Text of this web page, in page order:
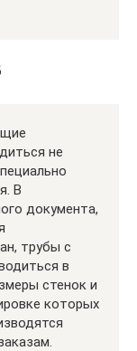
не
В
документа,
трубы с
в
стенок и
которых